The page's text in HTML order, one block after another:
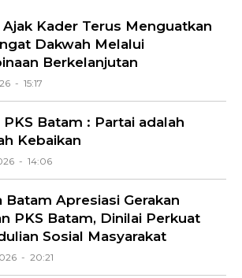
Kader Terus Menguatkan
Dakwah Melalui
Berkelanjutan
- 15:17
PKS Batam : Partai adalah
Kebaikan
- 14:06
Batam Apresiasi Gerakan
PKS Batam, Dinilai Perkuat
Sosial Masyarakat
- 20:21